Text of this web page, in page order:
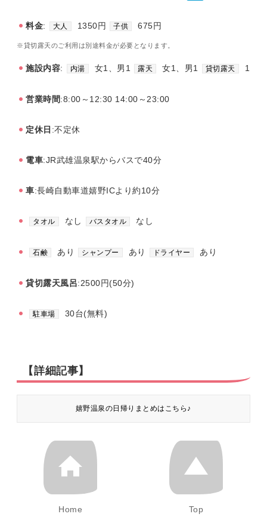
料金: 大人 1350円 子供 675円
※貸切露天のご利用は別途料金が必要となります。
施設内容: 内湯 女1、男1 露天 女1、男1 貸切露天 1
営業時間:8:00～12:30 14:00～23:00
定休日 :不定休
電車:JR武雄温泉駅からバスで40分
車:長崎自動車道嬉野ICより約10分
タオル なし バスタオル なし
石鹸 あり シャンプー あり ドライヤー あり
貸切露天風呂:2500円(50分)
駐車場 30台(無料)
【詳細記事】
嬉野温泉の日帰りまとめはこちら♪
Home Top